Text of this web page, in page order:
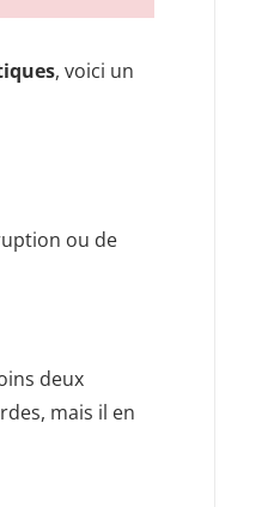
, voici un
ou de
deux
mais il en